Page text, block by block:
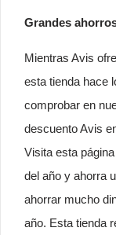
Grandes
Mientras Avis
esta tienda hace
comprobar en
descuento Avis
Visita esta
del año y ahorra
ahorrar mucho
año. Esta tienda